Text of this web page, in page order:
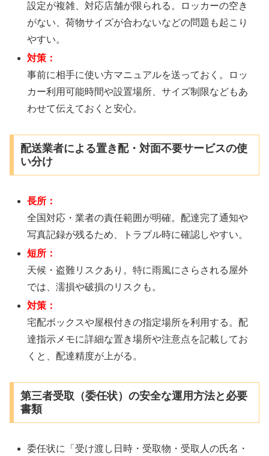
設定が複雑、対応店舗が限られる。ロッカーの空き
がない、荷物サイズが合わないなどの問題も起こり
やすい。
対策：
事前に相手に使い方マニュアルを送っておく。ロッ
カー利用可能時間や設置場所、サイズ制限などもあ
わせて伝えておくと安心。
配送業者による置き配・対面不要サービスの使
い分け
長所：
全国対応・業者の責任範囲が明確。配達完了通知や
写真記録が残るため、トラブル時に確認しやすい。
短所：
天候・盗難リスクあり。特に雨風にさらされる屋外
では、濡損や破損のリスクも。
対策：
宅配ボックスや屋根付きの指定場所を利用する。配
達指示メモに詳細な置き場所や注意点を記載してお
くと、配達精度が上がる。
第三者受取（委任状）の安全な運用方法と必要
書類
委任状に「受け渡し日時・受取物・受取人の氏名・